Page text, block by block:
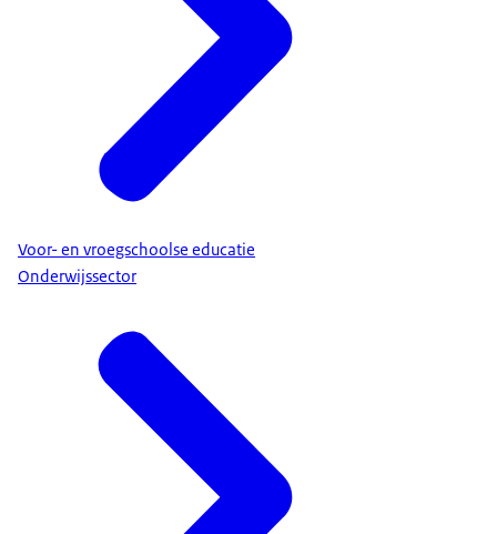
Voor- en vroegschoolse educatie
Onderwijssector